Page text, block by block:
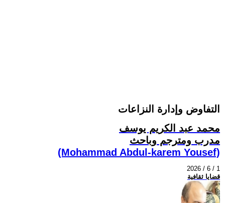
التفاوض وإدارة النزاعات
محمد عبد الكريم يوسف
مدرب ومترجم وباحث
(Mohammad Abdul-karem Yousef)
2026 / 6 / 1
قضايا ثقافية